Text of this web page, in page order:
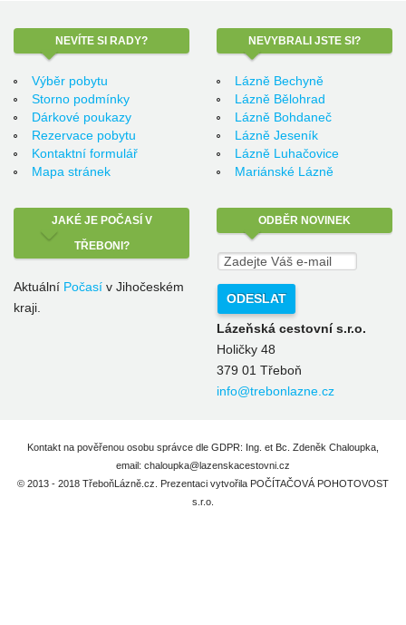
NEVÍTE SI RADY?
Výběr pobytu
Storno podmínky
Dárkové poukazy
Rezervace pobytu
Kontaktní formulář
Mapa stránek
NEVYBRALI JSTE SI?
Lázně Bechyně
Lázně Bělohrad
Lázně Bohdaneč
Lázně Jeseník
Lázně Luhačovice
Mariánské Lázně
JAKÉJE POČASÍ V
TŘEBONI?
Aktuální Počasí v Jihočeském
kraji.
ODBĚR NOVINEK
Lázeňská cestovní s.r.o.
Holičky 48
379 01 Třeboň
info@trebonlazne.cz
Kontakt na pověřenou osobu správce dle GDPR: Ing. et Bc. Zdeněk Chaloupka,
email: chaloupka@lazenskacestovni.cz
© 2013 - 2018 TřeboňLázně.cz. Prezentaci vytvořila POČÍTAČOVÁ POHOTOVOST
s.r.o.